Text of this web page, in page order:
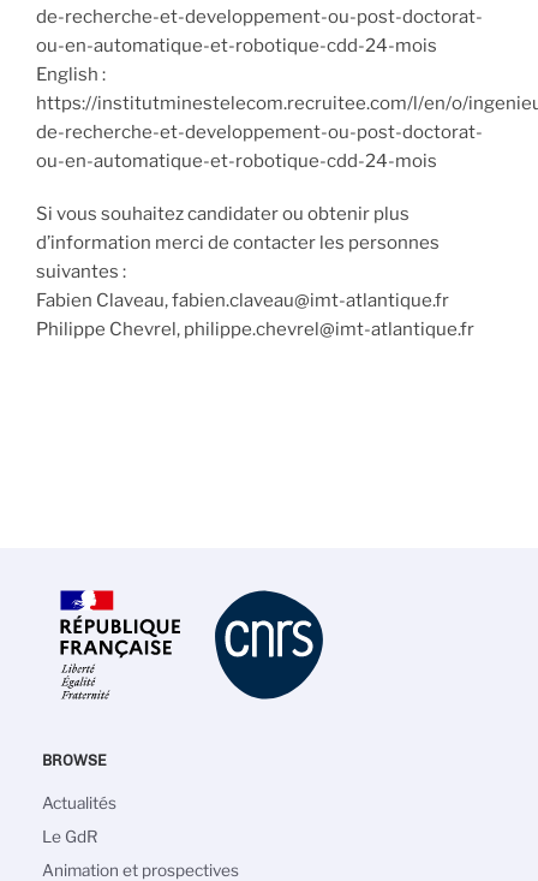
de-recherche-et-developpement-ou-post-doctorat-
ou-en-automatique-et-robotique-cdd-24-mois
English :
https://institutminestelecom.recruitee.com/l/en/o/
de-recherche-et-developpement-ou-post-doctorat-
ou-en-automatique-et-robotique-cdd-24-mois
Si vous souhaitez candidater ou obtenir plus
d’information merci de contacter les personnes
suivantes :
Fabien Claveau, fabien.claveau@imt-atlantique.fr
Philippe Chevrel, philippe.chevrel@imt-atlantique.fr
BROWSE
Navigation
principale
Actualités
Le GdR
Animation et prospectives